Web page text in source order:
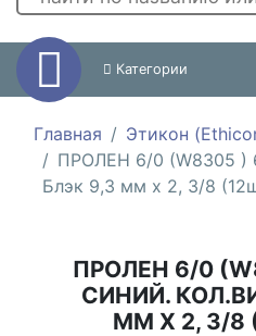
Категории
Главная Этикон
ПРОЛЕН 6/0 (W8305 )
Блэк 9,3 мм х 2, 3/8
ПРОЛЕН 6/0
СИНИЙ.
ММ Х 2, 3/8